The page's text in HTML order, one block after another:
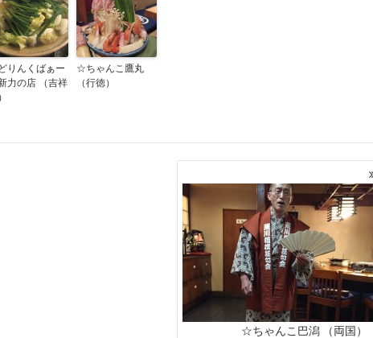
りんくばぁー
力の店 （吉祥
☆ちゃんこ鷹丸
（行徳）
☆ちゃんこ巴潟 （両国）